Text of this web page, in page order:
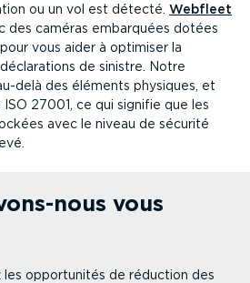
ou un vol est détecté. Webfleet
des caméras embarquées dotées
vous aider à optimiser la
de sinistre. Notre
delà des éléments physiques, et
27001, ce qui signifie que les
avec le niveau de sécurité
nous vous
les oppor­tu­nités de réduction des